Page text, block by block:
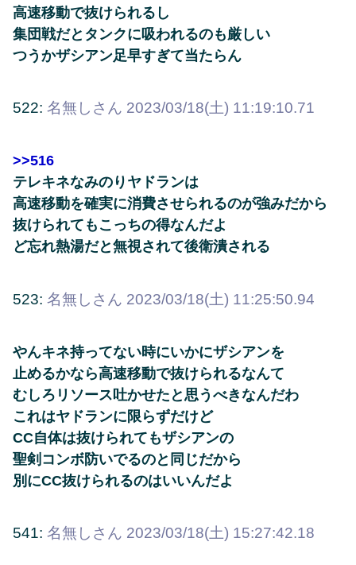
高速移動で抜けられるし
集団戦だとタンクに吸われるのも厳しい
つうかザシアン足早すぎて当たらん
522: 名無しさん 2023/03/18(土) 11:19:10.71
>>516
テレキネなみのりヤドランは
高速移動を確実に消費させられるのが強みだから
抜けられてもこっちの得なんだよ
ど忘れ熱湯だと無視されて後衛潰される
523: 名無しさん 2023/03/18(土) 11:25:50.94
やんキネ持ってない時にいかにザシアンを
止めるかなら高速移動で抜けられるなんて
むしろリソース吐かせたと思うべきなんだわ
これはヤドランに限らずだけど
CC自体は抜けられてもザシアンの
聖剣コンボ防いでるのと同じだから
別にCC抜けられるのはいいんだよ
541: 名無しさん 2023/03/18(土) 15:27:42.18